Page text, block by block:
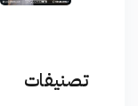
تصنيفات